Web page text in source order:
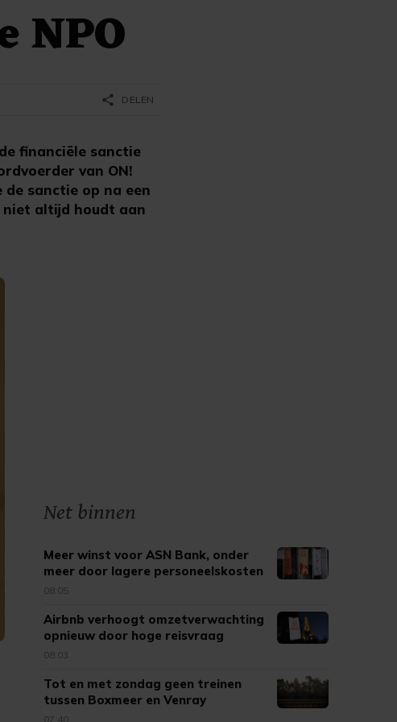
NPO
financiële sanctie
van ON!
de sanctie op na een
niet altijd houdt aan
share DELEN
Net binnen
Meer winst voor ASN Bank, onder
meer door lagere personeelskosten
08:05
Airbnb verhoogt omzetverwachting
opnieuw door hoge reisvraag
08:03
Tot en met zondag geen treinen
tussen Boxmeer en Venray
07:40